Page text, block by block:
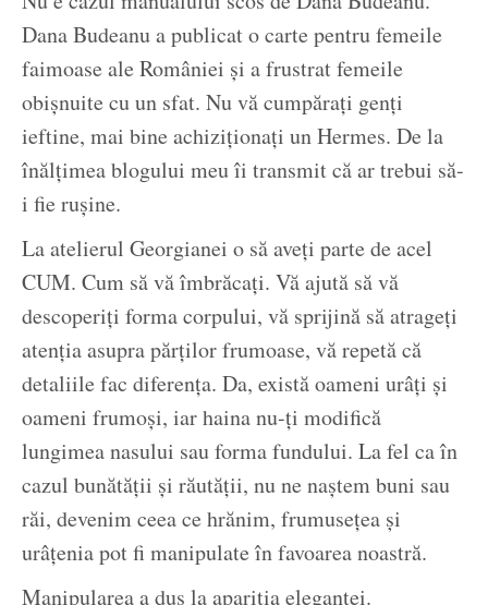
Dana Budeanu a publicat o carte pentru femeile
faimoase ale României și a frustrat femeile
obișnuite cu un sfat. Nu vă cumpărați genți
ieftine, mai bine achiziționați un Hermes. De la
înălțimea blogului meu îi transmit că ar trebui să-
i fie rușine.
La atelierul Georgianei o să aveți parte de acel
CUM. Cum să vă îmbrăcați. Vă ajută să vă
descoperiți forma corpului, vă sprijină să atrageți
atenția asupra părților frumoase, vă repetă că
detaliile fac diferența. Da, există oameni urâți și
oameni frumoși, iar haina nu-ți modifică
lungimea nasului sau forma fundului. La fel ca în
cazul bunătății și răutății, nu ne naștem buni sau
răi, devenim ceea ce hrănim, frumusețea și
urâțenia pot fi manipulate în favoarea noastră.
Manipularea a dus la apariția eleganței.